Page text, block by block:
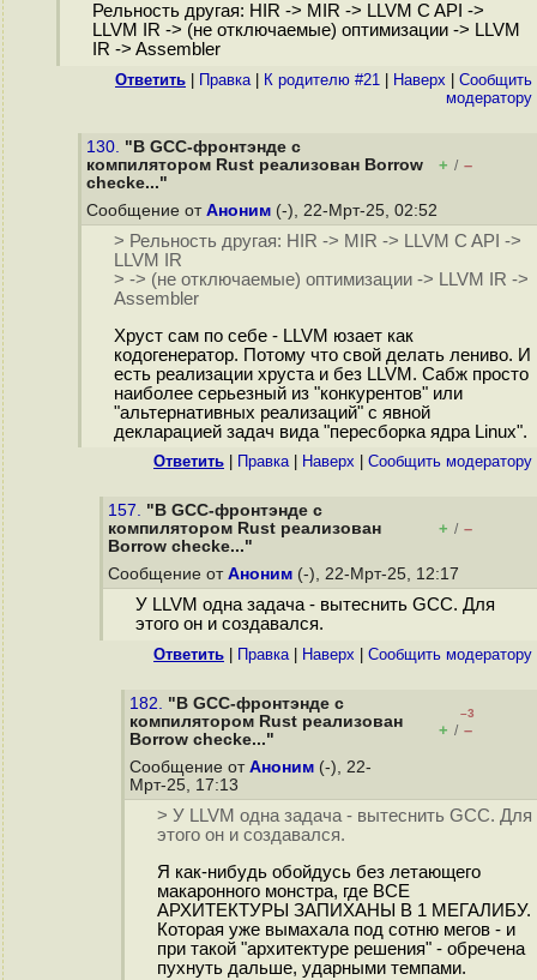
Рельность другая: HIR -> MIR -> LLVM C API ->
LLVM IR -> (не отключаемые) оптимизации -> LLVM
IR -> Assembler
Ответить Правка| К родителю #21 Наверх
Cообщить
модератору
130. "В GCC-фронтэнде с
компилятором Rust реализован Borrow
checke..."
+ / –
Сообщение от Аноним (-), 22-Мрт-25, 02:52
> Рельность другая: HIR -> MIR -> LLVM C API ->
LLVM IR
> -> (не отключаемые) оптимизации -> LLVM IR ->
Assembler
Хруст сам по себе - LLVM юзает как
кодогенератор. Потому что свой делать лениво. И
есть реализации хруста и без LLVM. Сабж просто
наиболее серьезный из "конкурентов" или
"альтернативных реализаций" с явной
декларацией задач вида "пересборка ядра Linux".
Ответить Правка| Наверх Cообщить модератору
157. "В GCC-фронтэнде с
компилятором Rust реализован
Borrow checke..."
+ / –
Сообщение от Аноним (-), 22-Мрт-25, 12:17
У LLVM одна задача - вытеснить GCC. Для
этого он и создавался.
Ответить Правка| Наверх Cообщить модератору
182. "В GCC-фронтэнде с
компилятором Rust реализован
Borrow checke..."
–3
+ / –
Сообщение от Аноним (-), 22-
Мрт-25, 17:13
> У LLVM одна задача - вытеснить GCC. Для
этого он и создавался.
Я как-нибудь обойдусь без летающего
макаронного монстра, где ВСЕ
АРХИТЕКТУРЫ ЗАПИХАНЫ В 1 МЕГАЛИБУ.
Которая уже вымахала под сотню мегов - и
при такой "архитектуре решения" - обречена
пухнуть дальше, ударными темпами.